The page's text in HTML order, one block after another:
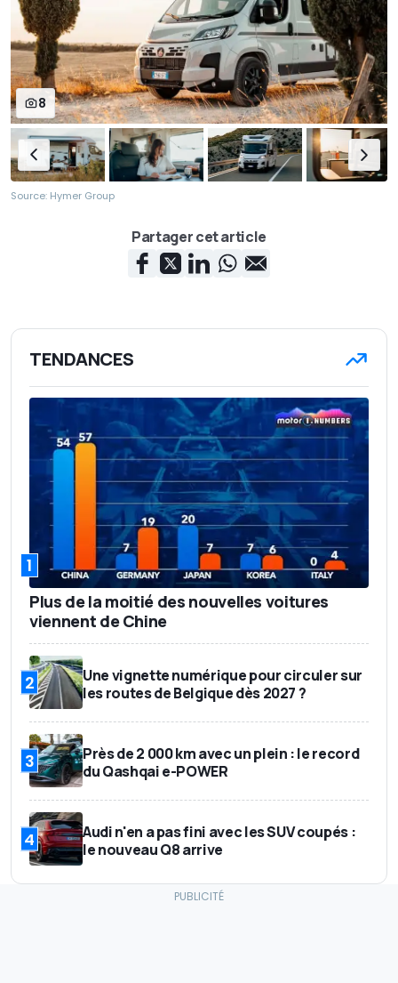
8
Source: Hymer Group
Partager cet article
TENDANCES
1
Plus de la moitié des nouvelles voitures
viennent de Chine
2
Une vignette numérique pour circuler sur
les routes de Belgique dès 2027 ?
3
Près de 2 000 km avec un plein : le record
du Qashqai e-POWER
4
Audi n'en a pas fini avec les SUV coupés :
le nouveau Q8 arrive